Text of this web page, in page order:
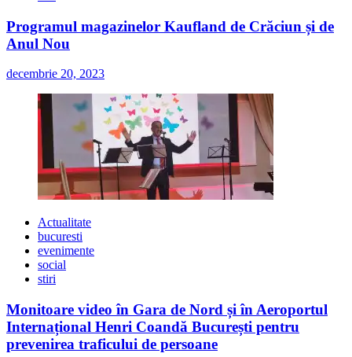
Programul magazinelor Kaufland de Crăciun și de
Anul Nou
decembrie 20, 2023
Actualitate
bucuresti
evenimente
social
stiri
Monitoare video în Gara de Nord și în Aeroportul
Internațional Henri Coandă București pentru
prevenirea traficului de persoane